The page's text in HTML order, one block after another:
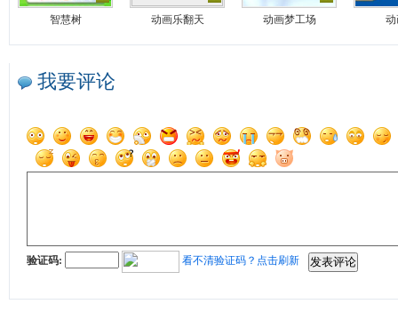
智慧树 动画乐翻天 动画梦工场 动
我要评论
验证码: 看不清验证码？点击刷新